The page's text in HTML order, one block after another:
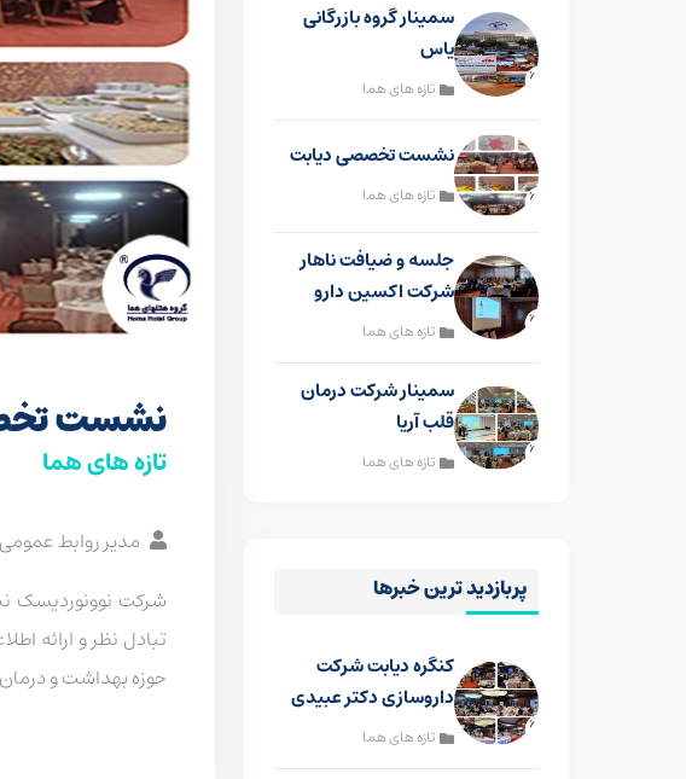
سمینار گروه بازرگانی
یاس
تازه های هما
نشست تخصصی دیابت
تازه های هما
جلسه و ضیافت ناهار
شرکت اکسین دارو
تازه های هما
سمینار شرکت درمان
قلب آریا
تازه های هما
پربازدید ترین خبرها
کنگره دیابت شرکت
داروسازی دکتر عبیدی
تازه های هما
نشست
تازه های هما
مدیر روابط عمومی
شرکت نوونوردیسک
تبادل نظر و ارائه
حوزه بهداشت و